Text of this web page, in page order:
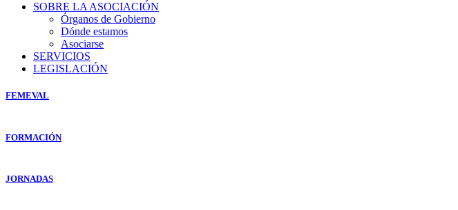
SOBRE LA ASOCIACIÓN
Órganos de Gobierno
Dónde estamos
Asociarse
SERVICIOS
LEGISLACIÓN
FEMEVAL
FORMACIÓN
JORNADAS